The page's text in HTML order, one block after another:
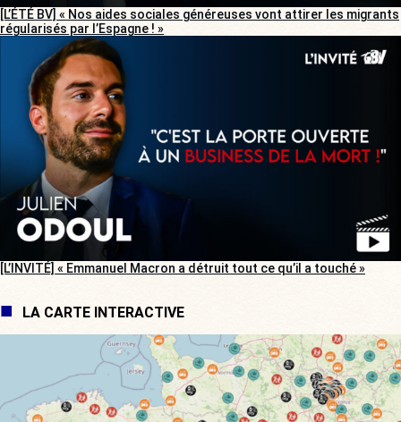
[L’ÉTÉ BV] « Nos aides sociales généreuses vont attirer les migrants
régularisés par l’Espagne ! »
[L’INVITÉ] « Emmanuel Macron a détruit tout ce qu’il a touché »
LA CARTE INTERACTIVE